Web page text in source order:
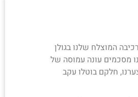
בלוג
מי אנחנו
המוצלח שלנו בגולן
מסכמים עונה עמוסה של
חלקם בוטלו עקב